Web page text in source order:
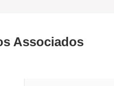
Associados